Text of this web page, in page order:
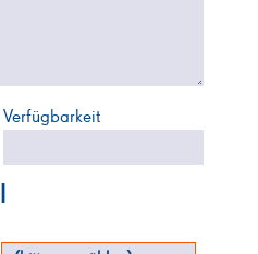
Verfügbarkeit